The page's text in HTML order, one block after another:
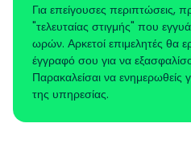
Για επείγουσες περιπτώσεις,
"τελευταίας στιγμής" που
ωρών. Αρκετοί επιμελητές θα
έγγραφό σου για να
Παρακαλείσαι να ενημερωθείς
της υπηρεσίας.